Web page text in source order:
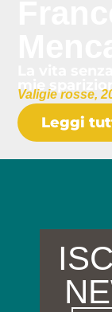
mie
Valigie rosse,
Leggi